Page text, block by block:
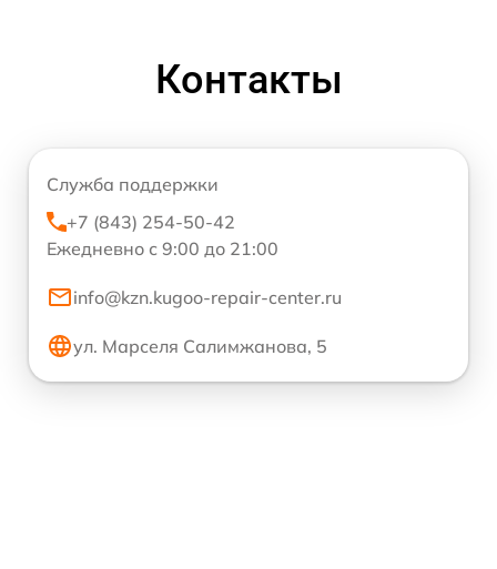
Контакты
Служба поддержки
+7 (843) 254-50-42
Ежедневно с 9:00 до 21:00
info@kzn.kugoo-repair-center.ru
ул. Марселя Салимжанова, 5